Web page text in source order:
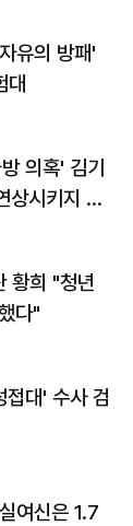
유의 방패'
대
의혹' 김기
상시키지 말
황희 "청년
다"
대' 수사 검
여신은 1.7